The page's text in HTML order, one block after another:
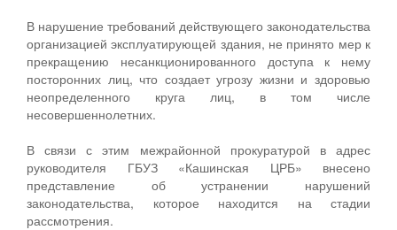
В нарушение требований действующего законодательства
организацией эксплуатирующей здания, не принято мер к
прекращению несанкционированного доступа к нему
посторонних лиц, что создает угрозу жизни и здоровью
неопределенного круга лиц, в том числе
несовершеннолетних.
В связи с этим межрайонной прокуратурой в адрес
руководителя ГБУЗ «Кашинская ЦРБ» внесено
представление об устранении нарушений
законодательства, которое находится на стадии
рассмотрения.